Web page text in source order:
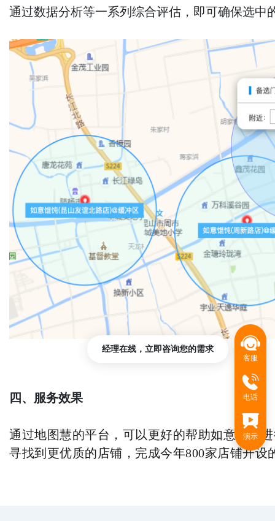
通过数据分析等一系列综合评估，即可确保选
四、服务效果
通过地图慧的平台，可以更好的帮助如意馄饨
寻找到更优质的店铺，完成今年800家店铺开设
客服
电话
演示
经理在线，立即咨询您的需求